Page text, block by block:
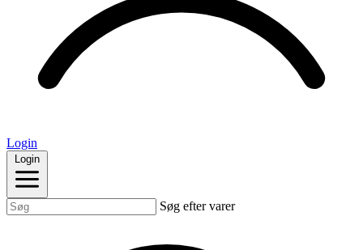
Login
Login
Søg efter varer